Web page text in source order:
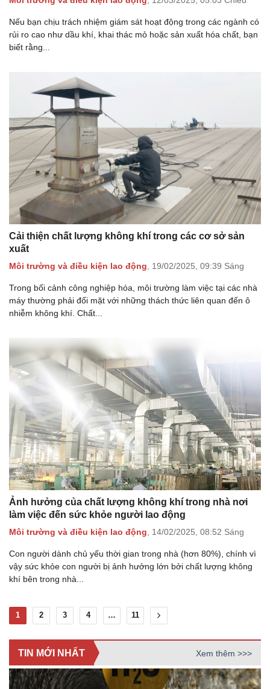
Nếu bạn chịu trách nhiệm giám sát hoạt động trong các ngành có
rủi ro cao như dầu khí, khai thác mỏ hoặc sản xuất hóa chất, bạn
biết rằng...
Cải thiện chất lượng không khí trong các cơ sở sản
xuất
Môi trường và điều kiện lao động 19/02/2025, 09:39 Sáng
Trong bối cảnh công nghiệp hóa, môi trường làm việc tại các nhà
máy thường phải đối mặt với những thách thức liên quan đến ô
nhiễm không khí. Chất...
Ảnh hưởng của chất lượng không khí trong nhà nơi
làm việc đến sức khỏe người lao động
Môi trường và điều kiện lao động 14/02/2025, 08:52 Sáng
Con người dành chủ yếu thời gian trong nhà (hơn 80%), chính vì
vậy sức khỏe con người bị ảnh hưởng lớn bởi chất lượng không
khí bên trong nhà...
1 2 3 4 … 11
TIN MỚI NHẤT Xem thêm >>>